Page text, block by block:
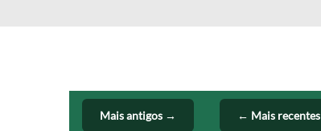
← Mais recentes
Mais antigos →